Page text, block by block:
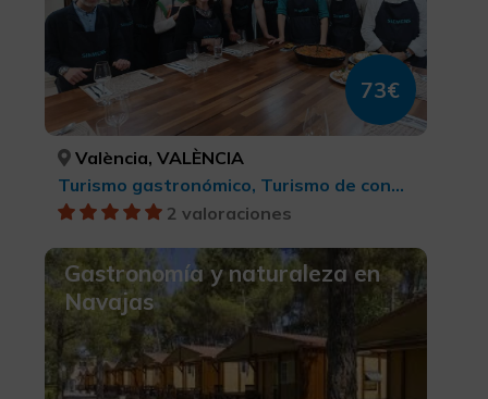
73€
València, VALÈNCIA
Turismo gastronómico, Turismo de congresos
2 valoraciones
Gastronomía y naturaleza en
Navajas